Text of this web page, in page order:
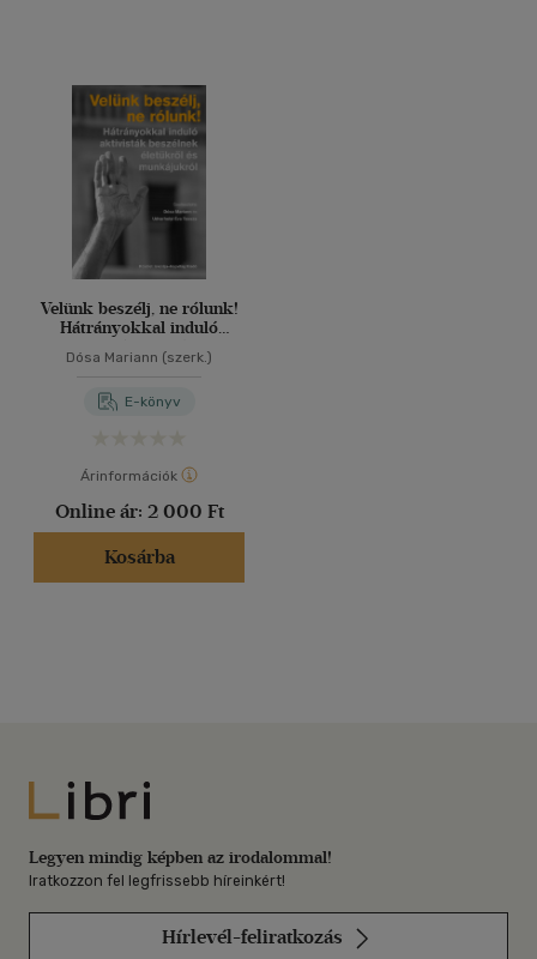
Velünk beszélj, ne rólunk!
Hátrányokkal induló
aktivisták beszélnek
életükről és munkájukról
Dósa Mariann (szerk.)
E-könyv
Árinformációk
Online ár: 2 000 Ft
Kosárba
Libri
Legyen mindig képben az irodalommal!
Iratkozzon fel legfrissebb híreinkért!
Hírlevél-feliratkozás